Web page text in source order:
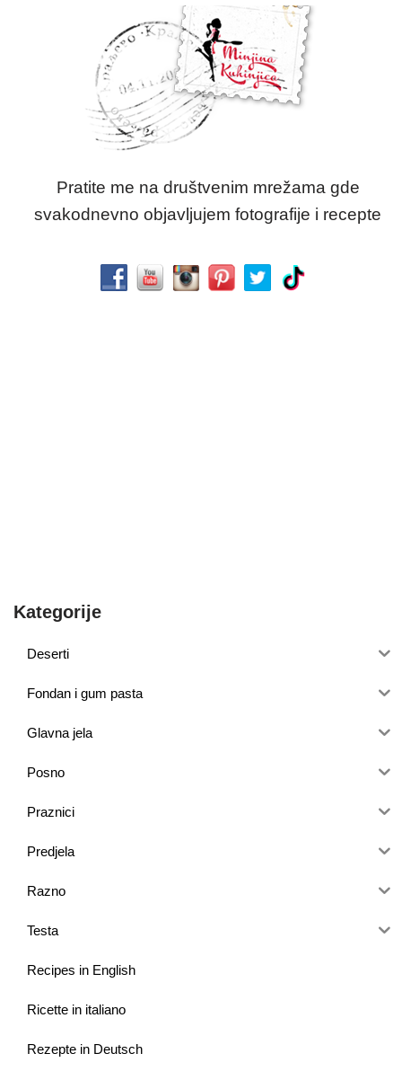
Pratite me na društvenim mrežama gde
svakodnevno objavljujem fotografije i recepte
Kategorije
Deserti
Fondan i gum pasta
Glavna jela
Posno
Praznici
Predjela
Razno
Testa
Recipes in English
Ricette in italiano
Rezepte in Deutsch